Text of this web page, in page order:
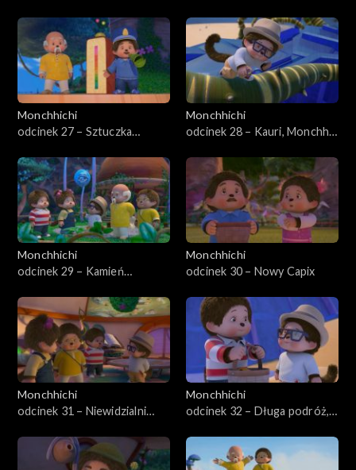
Monchhichi
odcinek 27 – Sztuczka
Monchhichi
odcinek 28 – Kauri, Monchhi-
Monchhichi
odcinek 29 – Kamień
Monchhichi
odcinek 30 – Nowy Capix
Monchhichi
odcinek 31 – Niewidzialni
Monchhichi
odcinek 32 – Długa podróż,